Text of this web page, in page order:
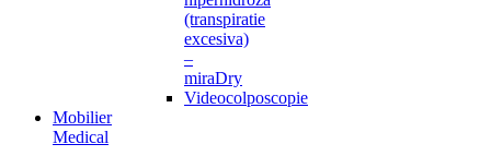
(transpiratie
excesiva)
–
miraDry
Videocolposcopie
Mobilier
Medical